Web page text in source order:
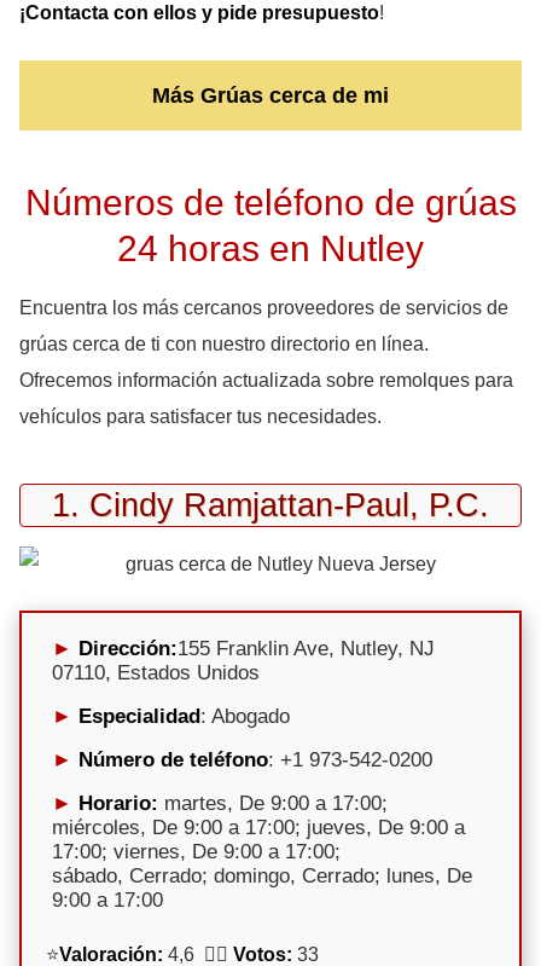
¡Contacta con ellos y pide presupuesto!
Más Grúas cerca de mi
Números de teléfono de grúas
24 horas en Nutley
Encuentra los más cercanos proveedores de servicios de
grúas cerca de ti con nuestro directorio en línea.
Ofrecemos información actualizada sobre remolques para
vehículos para satisfacer tus necesidades.
1. Cindy Ramjattan-Paul, P.C.
Dirección:155 Franklin Ave, Nutley, NJ
07110, Estados Unidos
Especialidad: Abogado
Número de teléfono: +1 973-542-0200
Horario: martes, De 9:00 a 17:00;
miércoles, De 9:00 a 17:00; jueves, De 9:00 a
17:00; viernes, De 9:00 a 17:00;
sábado, Cerrado; domingo, Cerrado; lunes, De
9:00 a 17:00
⭐Valoración: 4,6 🕵️‍♀️ Votos: 33